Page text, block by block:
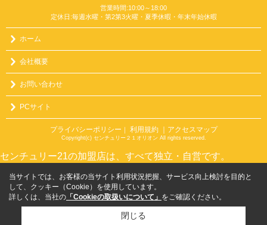
営業時間:10:00～18:00
定休日:毎週水曜・第2第3火曜・夏季休暇・年末年始休暇
ホーム
会社概要
お問い合わせ
PCサイト
プライバシーポリシー 利用規約 ｜アクセスマップ
Copyright(c) センチュリー２１オリオン All rights reserved.
センチュリー21の加盟店は、すべて独立・自営です。
当サイトでは、お客様の当サイト利用状況把握、サービス向上検討を目的と
して、クッキー（Cookie）を使用しています。
詳しくは、当社の 「Cookieの取扱いについて」 をご確認ください。
閉じる